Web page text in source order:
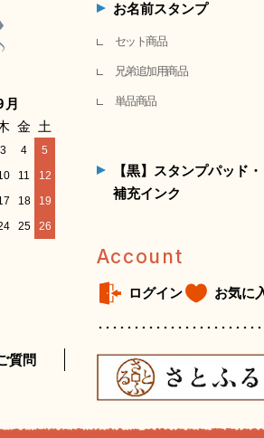
金 土
3 4
5
11
12
18
19
25
26
質問
お名前スタンプ
セット商品
兄弟追加用商品
単品商品
【黒】スタンプパッド・
補充インク
Account
ログイン お気に